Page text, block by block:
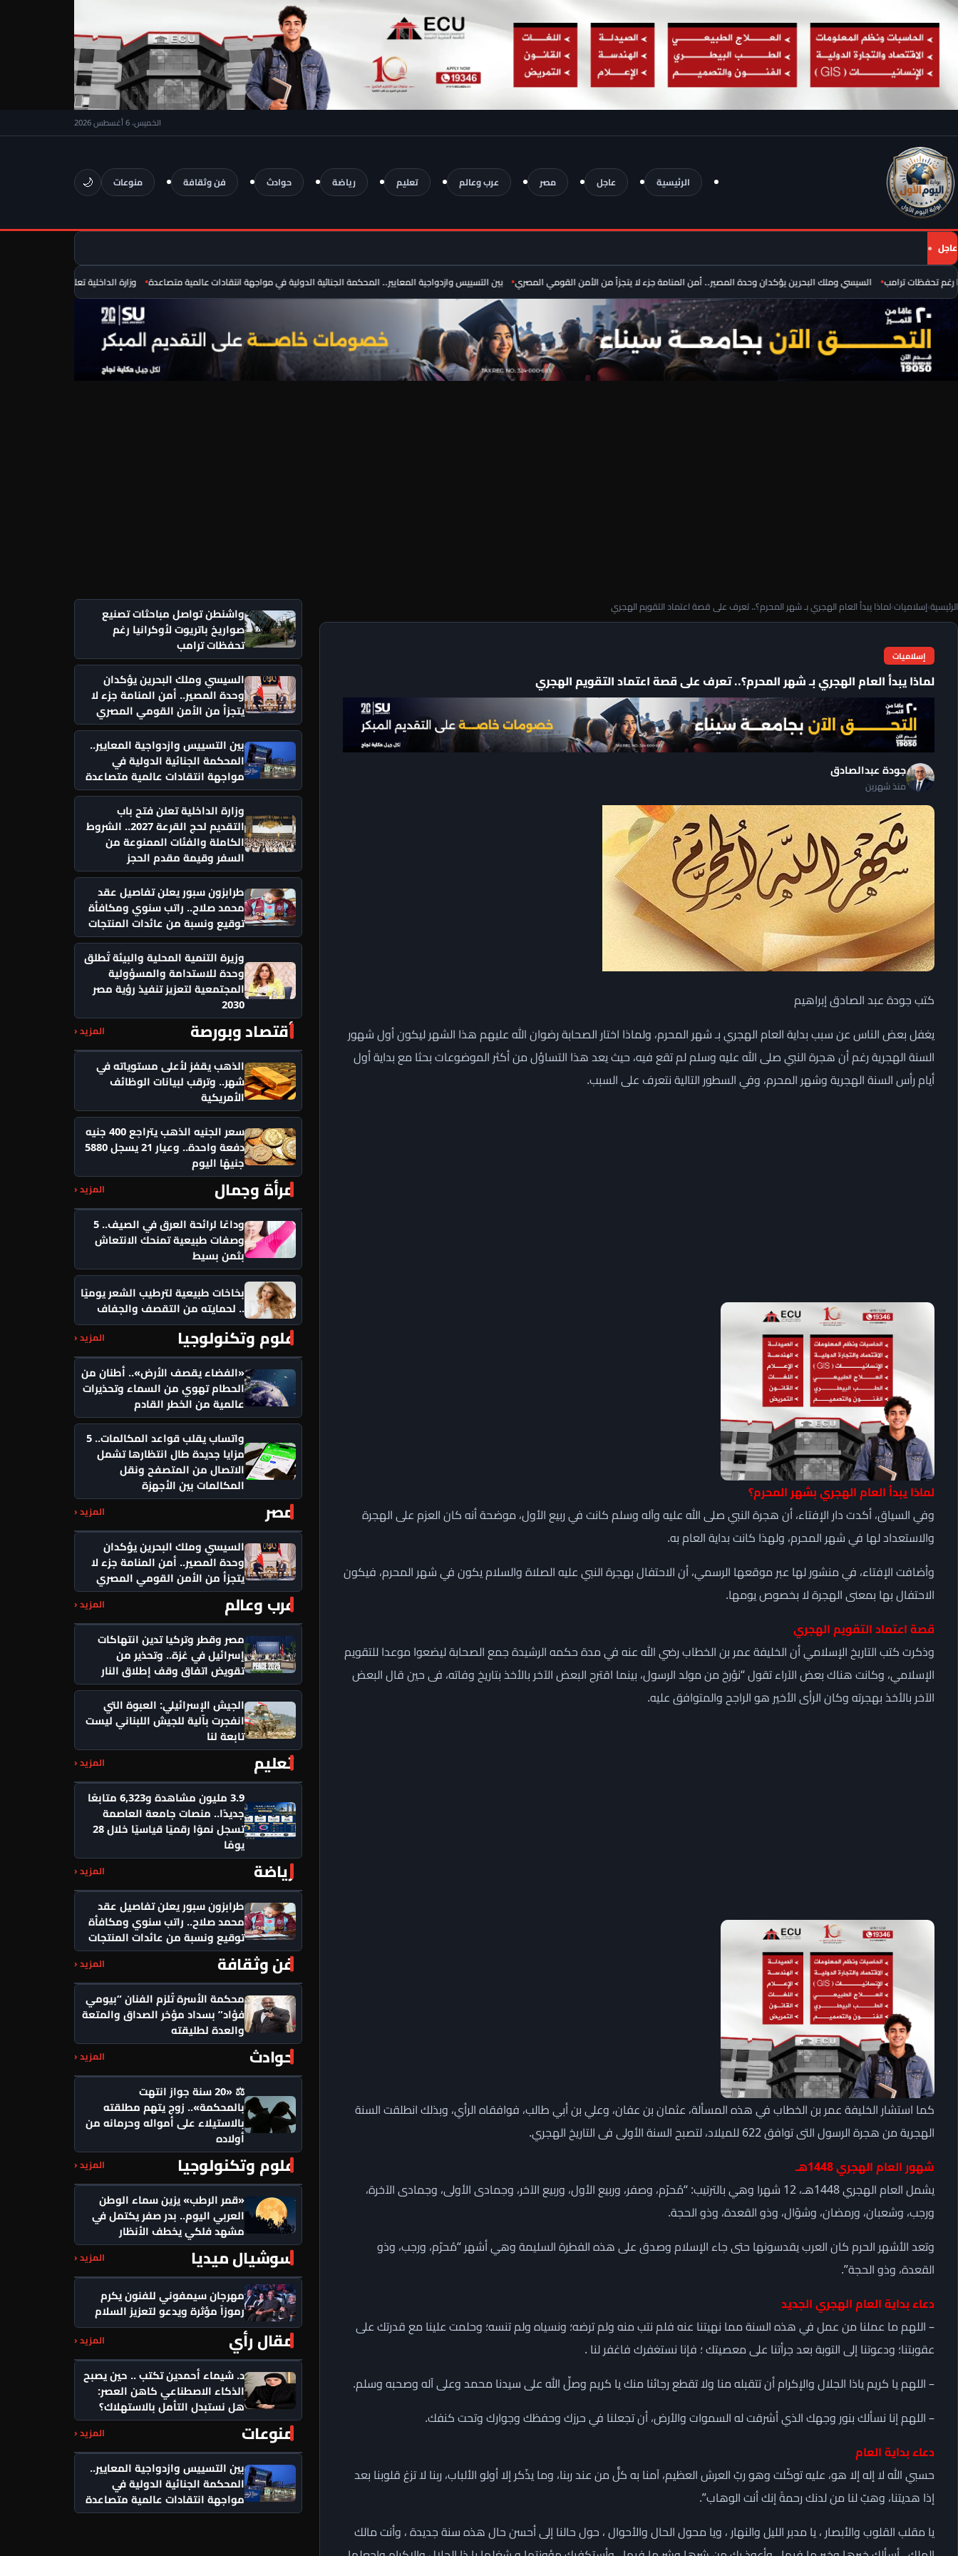
الخميس، 6 أغسطس 2026
الرئيسية عاجل مصر عرب وعالم تعليم رياضة حوادث فن وثقافة منوعات 🌙
عاجل
ترامب السيسي وملك البحرين يؤكدان وحدة المصير.. أمن المنامة جزء لا يتجزأ من الأمن القومي المصري بين التسييس وازدواجية المعايير.. المحكمة الجنائية الدولية في مواجهة انتقادات عالمية متصاعدة وزارة الداخلية تعلن فتح باب التقديم لحج القرعة 2027.. الشروط الكاملة والفئات الممنوعة من السفر وقيمة مقدم
الرئيسية›إسلاميات›لماذا يبدأ العام الهجري بـ شهر المحرم؟.. تعرف على قصة اعتماد التقويم الهجري
إسلاميات
لماذا يبدأ العام الهجري بـ شهر المحرم؟.. تعرف على قصة اعتماد التقويم الهجري
جودة عبدالصادق
منذ شهرين
كتب جودة عبد الصادق إبراهيم
يغفل بعض الناس عن سبب بداية العام الهجري بـ شهر المحرم، ولماذا اختار الصحابة رضوان الله عليهم هذا الشهر ليكون أول شهور
السنة الهجرية رغم أن هجرة النبي صلى الله عليه وسلم لم تقع فيه، حيث يعد هذا التساؤل من أكثر الموضوعات بحثا مع بداية أول
أيام رأس السنة الهجرية وشهر المحرم، وفي السطور التالية نتعرف على السبب.
لماذا يبدأ العام الهجري بشهر المحرم؟
وفي السياق، أكدت دار الإفتاء، أن هجرة النبي صلى الله عليه وآله وسلم كانت في ربيع الأول، موضحة أنه كان العزم على الهجرة
والاستعداد لها في شهر المحرم، ولهذا كانت بداية العام به.
وأضافت الإفتاء، في منشور لها عبر موقعها الرسمي، أن الاحتفال بهجرة النبي عليه الصلاة والسلام يكون في شهر المحرم، فيكون
الاحتفال بها بمعنى الهجرة لا بخصوص يومها.
قصة اعتماد التقويم الهجري
وذكرت كتب التاريخ الإسلامي أن الخليفة عمر بن الخطاب رضي الله عنه في مدة حكمه الرشيدة جمع الصحابة ليضعوا موعدا للتقويم
الإسلامي، وكانت هناك بعض الآراء تقول “نؤرخ من مولد الرسول، بينما اقترح البعض الآخر بالأخذ بتاريخ وفاته، فى حين قال البعض
الآخر بالأخذ بهجرته وكان الرأى الأخير هو الراجح والمتوافق عليه.
كما استشار الخليفة عمر بن الخطاب في هذه المسألة، عثمان بن عفان، وعلي بن أبي طالب، فوافقاه الرأي، وبذلك انطلقت السنة
الهجرية من هجرة الرسول التى توافق 622 للميلاد، لتصبح السنة الأولى فى التاريخ الهجري.
شهور العام الهجري 1448هـ
يشمل العام الهجري 1448هـ، 12 شهرا وهي بالترتيب: “مُحرّم، وصفر، وربيع الأول، وربيع الآخر، وجمادى الأولى، وجمادى الآخرة،
ورجب، وشعبان، ورمضان، وشوّال، وذو القعدة، وذو الحجة.
وتعد الأشهر الحرم كان العرب يقدسونها حتى جاء الإسلام وصدق على هذه الفطرة السليمة وهي أشهر “مُحرّم، ورجب، وذو
القعدة، وذو الحجة”.
دعاء بداية العام الهجري الجديد
– اللهم ما عملنا من عمل في هذه السنة مما نهيتنا عنه فلم نتب منه ولم ترضه؛ ونسياه ولم تنسه؛ وحلمت علينا مع قدرتك على
عقوبتنا؛ ودعوتنا إلى التوبة بعد جرأتنا على معصيتك ؛ فإنا نستغفرك فاغفر لنا .
– اللهم يا كريم ياذا الجلال والإكرام أن تتقبله منا ولا تقطع رجائنا منك يا كريم وصلِّ الله على سيدنا محمد وعلى آله وصحبه وسلم.
– اللهم إنا نسألك بنور وجهك الذي أشرقت له السموات والأرض، أن تجعلنا في حرزك وحفظك وجوارك وتحت كنفك.
دعاء بداية العام
حسبي الله لا إله إلا هو، عليه توكّلت وهو ربّ العرش العظيم، آمنا به كلٌّ من عند ربنا، وما يذّكر إلا أولو الألباب، ربنا لا تزغ قلوبنا بعد
إذا هديتنا، وهبّ لنا من لدنك رحمةً إنك أنت الوهاب”.
يا مقلب القلوب والأبصار ، يا مدبر الليل والنهار ، ويا محول الحال والأحوال ، حول حالنا إلى أحسن حال هذه سنة جديدة ، وأنت مالك
واشنطن تواصل مباحثات تصنيع
صواريخ باتريوت لأوكرانيا رغم
تحفظات ترامب
السيسي وملك البحرين يؤكدان
وحدة المصير.. أمن المنامة جزء لا
يتجزأ من الأمن القومي المصري
بين التسييس وازدواجية المعايير..
المحكمة الجنائية الدولية في
مواجهة انتقادات عالمية متصاعدة
وزارة الداخلية تعلن فتح باب
التقديم لحج القرعة 2027.. الشروط
الكاملة والفئات الممنوعة من
السفر وقيمة مقدم الحجز
طرابزون سبور يعلن تفاصيل عقد
محمد صلاح.. راتب سنوي ومكافأة
توقيع ونسبة من عائدات المنتجات
وزيرة التنمية المحلية والبيئة تُطلق
وحدة للاستدامة والمسؤولية
المجتمعية لتعزيز تنفيذ رؤية مصر
2030
أقتصاد وبورصة المزيد ‹
الذهب يقفز لأعلى مستوياته في
شهر.. وترقب لبيانات الوظائف
الأمريكية
سعر الجنيه الذهب يتراجع 400 جنيه
دفعة واحدة.. وعيار 21 يسجل 5880
جنيهًا اليوم
مرأة وجمال المزيد ‹
وداعًا لرائحة العرق في الصيف.. 5
وصفات طبيعية تمنحك الانتعاش
بثمن بسيط
بخاخات طبيعية لترطيب الشعر يوميًا
.. لحمايته من التقصف والجفاف
علوم وتكنولوجيا المزيد ‹
«الفضاء يقصف الأرض».. أطنان من
الحطام تهوي من السماء وتحذيرات
عالمية من الخطر القادم
واتساب يقلب قواعد المكالمات.. 5
مزايا جديدة طال انتظارها تشمل
الاتصال من المتصفح ونقل
المكالمات بين الأجهزة
مصر المزيد ‹
السيسي وملك البحرين يؤكدان
وحدة المصير.. أمن المنامة جزء لا
يتجزأ من الأمن القومي المصري
عرب وعالم المزيد ‹
مصر وقطر وتركيا تدين انتهاكات
إسرائيل في غزة.. وتحذير من
تقويض اتفاق وقف إطلاق النار
الجيش الإسرائيلي: العبوة التي
انفجرت بآلية للجيش اللبناني ليست
تابعة لنا
تعليم المزيد ‹
3.9 مليون مشاهدة و6,323 متابعًا
جديدًا.. منصات جامعة العاصمة
تسجل نموًا رقميًا قياسيًا خلال 28
يومًا
رياضة المزيد ‹
طرابزون سبور يعلن تفاصيل عقد
محمد صلاح.. راتب سنوي ومكافأة
توقيع ونسبة من عائدات المنتجات
فن وثقافة المزيد ‹
محكمة الأسرة تُلزم الفنان “بيومي
فؤاد” بسداد مؤخر الصداق والمتعة
والعدة لطليقته
حوادث المزيد ‹
⚖️ «20 سنة جواز انتهت
بالمحكمة».. زوج يتهم مطلقته
بالاستيلاء على أمواله وحرمانه من
أولاده
علوم وتكنولوجيا المزيد ‹
«قمر الرطب» يزين سماء الوطن
العربي اليوم.. بدر صفر يكتمل في
مشهد فلكي يخطف الأنظار
سوشيال ميديا المزيد ‹
مهرجان سيمفوني للفنون يكرم
رموزاً مؤثرة ويدعو لتعزيز السلام
مقال رأي المزيد ‹
د. شيماء أحمدين تكتب .. حين يصبح
الذكاء الاصطناعي كاهن العصر:
هل نستبدل التأمل بالاستهلاك؟
منوعات المزيد ‹
بين التسييس وازدواجية المعايير..
المحكمة الجنائية الدولية في
مواجهة انتقادات عالمية متصاعدة